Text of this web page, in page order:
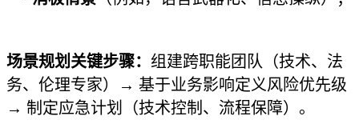
场景规划关键步骤： 组建跨职能团队（技术、法
务、伦理专家）→ 基于业务影响定义风险优先级
→ 制定应急计划（技术控制、流程保障）。